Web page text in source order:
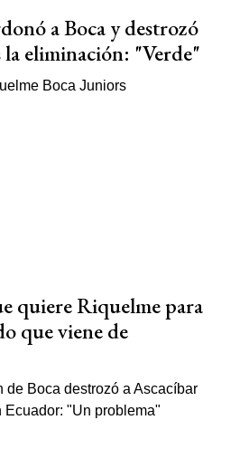
a Boca y destrozó
eliminación: "Verde"
quiere Riquelme para
que viene de